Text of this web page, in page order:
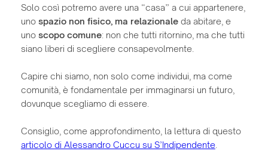
Solo così potremo avere una “casa” a cui appartenere,
uno spazio non fisico, ma relazionaleda abitare, e
uno scopo comune: non che tutti ritornino, ma che tutti
siano liberi di scegliere consapevolmente.
Capire chi siamo, non solo come individui, ma come
comunità, è fondamentale per immaginarsi un futuro,
dovunque scegliamo di essere.
Consiglio, come approfondimento, la lettura di questo
articolo di Alessandro Cuccu su S’Indipendente.